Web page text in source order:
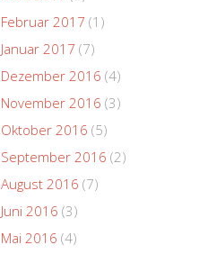
Februar 2017 (1)
Januar 2017 (7)
Dezember 2016 (4)
November 2016 (3)
Oktober 2016 (5)
September 2016 (2)
August 2016 (7)
Juni 2016 (3)
Mai 2016 (4)